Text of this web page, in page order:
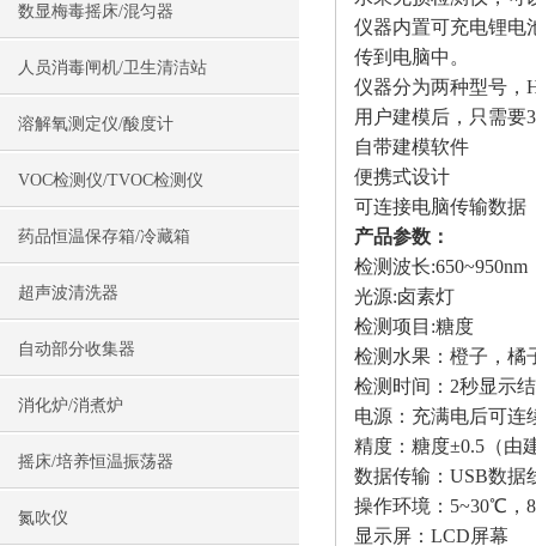
数显梅毒摇床/混匀器
人员消毒闸机/卫生清洁站
溶解氧测定仪/酸度计
VOC检测仪/TVOC检测仪
药品恒温保存箱/冷藏箱
超声波清洗器
自动部分收集器
消化炉/消煮炉
摇床/培养恒温振荡器
氮吹仪
仪器内置可充电锂电
传到电脑中。
仪器分为两种型号，
用户建模后，只需要
自带建模软件
便携式设计
可连接电脑传输数据
产品参数：
检测波长:650~950nm
光源:卤素灯
检测项目:糖度
检测水果：橙子，橘
检测时间：2秒显示
电源：充满电后可连
精度：糖度±0.5（由
数据传输：USB数据
操作环境：5~30℃，
显示屏：LCD屏幕